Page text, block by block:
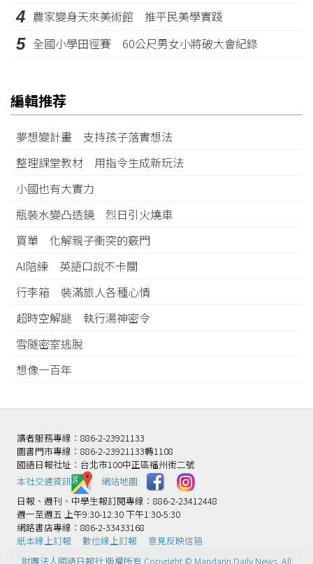
4 農家變身天來美術館 推平民美學實踐
5 全國小學田徑賽 60公尺男女小將破大會紀錄
編輯推荐
夢想變計畫 支持孩子落實想法
整理課堂教材 用指令生成新玩法
小國也有大實力
瓶裝水變凸透鏡 烈日引火燒車
買單 化解親子衝突的竅門
AI陪練 英語口說不卡關
行李箱 裝滿旅人各種心情
超時空解謎 執行湯神密令
雪隧密室逃脫
想像一百年
讀者服務專線：886-2-23921133
圖書門市專線：886-2-23921133轉1108
國語日報社址：台北市100中正區福州街二號
本社交通資訊️
網站地圖
日報、週刊、中學生報訂閱專線：886-2-23412448
週一至週五 上午9:30-12:30 下午1:30-5:30
網路書店專線：886-2-33433168
紙本線上訂報
數位線上訂報
意見反映信箱
財團法人國語日報社 版權所有 Copyright © Mandarin Daily News. All